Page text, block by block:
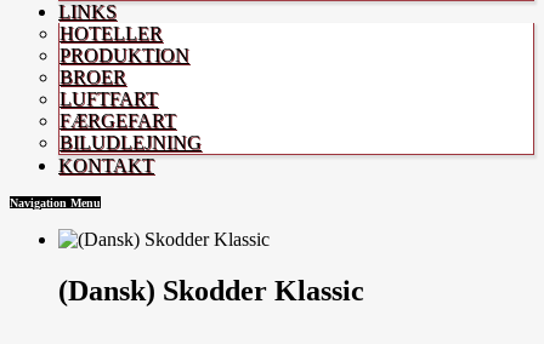
LINKS
HOTELLER
PRODUKTION
BROER
LUFTFART
FÆRGEFART
BILUDLEJNING
KONTAKT
Navigation Menu
(Dansk) Skodder Klassic